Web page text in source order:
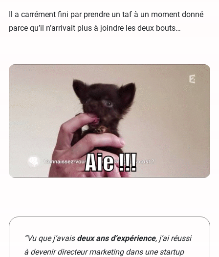
Il a carrément fini par prendre un taf à un moment donné
parce qu’il n’arrivait plus à joindre les deux bouts…
“Vu que j’avais deux ans d’expérience, j’ai réussi
à devenir directeur marketing dans une startup